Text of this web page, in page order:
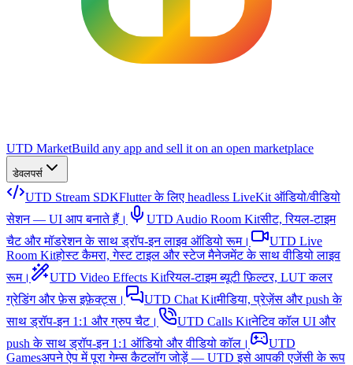
UTD MarketBuild any app and sell it on an open marketplace
डेवलपर्स
UTD Stream SDKFlutter के लिए headless LiveKit ऑडियो/वीडियो
सेशन — UI आप बनाते हैं।
UTD Audio Room Kitसीट, रियल-टाइम
चैट और मॉडरेशन के साथ ड्रॉप-इन लाइव ऑडियो रूम।
UTD Live
Room Kitहोस्ट कैमरा, गेस्ट टाइल और स्टेज मैनेजमेंट के साथ वीडियो लाइव
रूम।
UTD Video Effects Kitरियल-टाइम ब्यूटी फ़िल्टर, LUT कलर
ग्रेडिंग और फ़ेस इफ़ेक्ट्स।
UTD Chat Kitमीडिया, प्रेज़ेंस और push के
साथ ड्रॉप-इन 1:1 और ग्रुप चैट।
UTD Calls Kitनेटिव कॉल UI और
push के साथ ड्रॉप-इन 1:1 ऑडियो और वीडियो कॉल।
UTD
Gamesअपने ऐप में पूरा गेम्स कैटलॉग जोड़ें — UTD इसे आपकी एजेंसी के रूप